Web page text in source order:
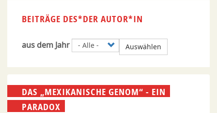
BEITRÄGE DES*DER AUTOR*IN
aus dem Jahr Auswählen
DAS „MEXIKANISCHE GENOM“ - EIN
PARADOX